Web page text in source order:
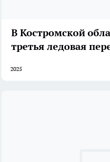
В Костромской
третья ледовая
2025